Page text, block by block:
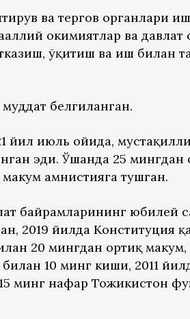
ва тергов органлари
ҳокимиятлар ва
ўқитиш ва иш билан
белгиланган.
йил июль ойида,
эди. Ўшанда 25 мингдан
амнистияга тушган.
байрамларининг юбилей
2019 йилда Конституция
20 мингдан ортиқ маҳкум,
10 минг киши, 2011
минг нафар Тожикистон